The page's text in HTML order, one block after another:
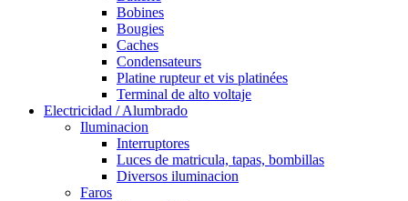
Bobines
Bougies
Caches
Condensateurs
Platine rupteur et vis platinées
Terminal de alto voltaje
Electricidad / Alumbrado
Iluminacion
Interruptores
Luces de matricula, tapas, bombillas
Diversos iluminacion
Faros